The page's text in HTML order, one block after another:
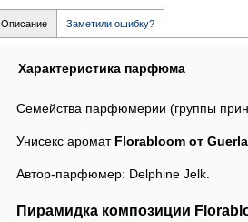
Описание Заметили ошибку?
Характеристика парфюма
Семейства парфюмерии (группы
Унисекс аромат Florabloom от
Автор-парфюмер: Delphine Jelk.
Пирамидка композиции